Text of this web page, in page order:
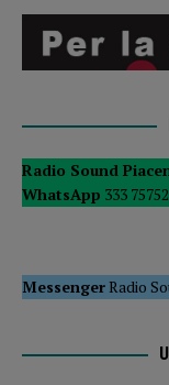
Radio Sound
WhatsApp 333
MessengerRadio